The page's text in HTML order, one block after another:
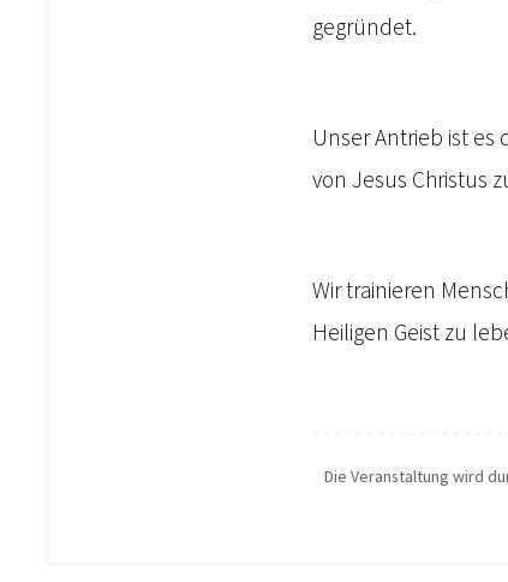
gegründet.
Unser Antrieb ist
von Jesus Christus
Wir trainieren
Heiligen Geist zu
Die Veranstaltung wird